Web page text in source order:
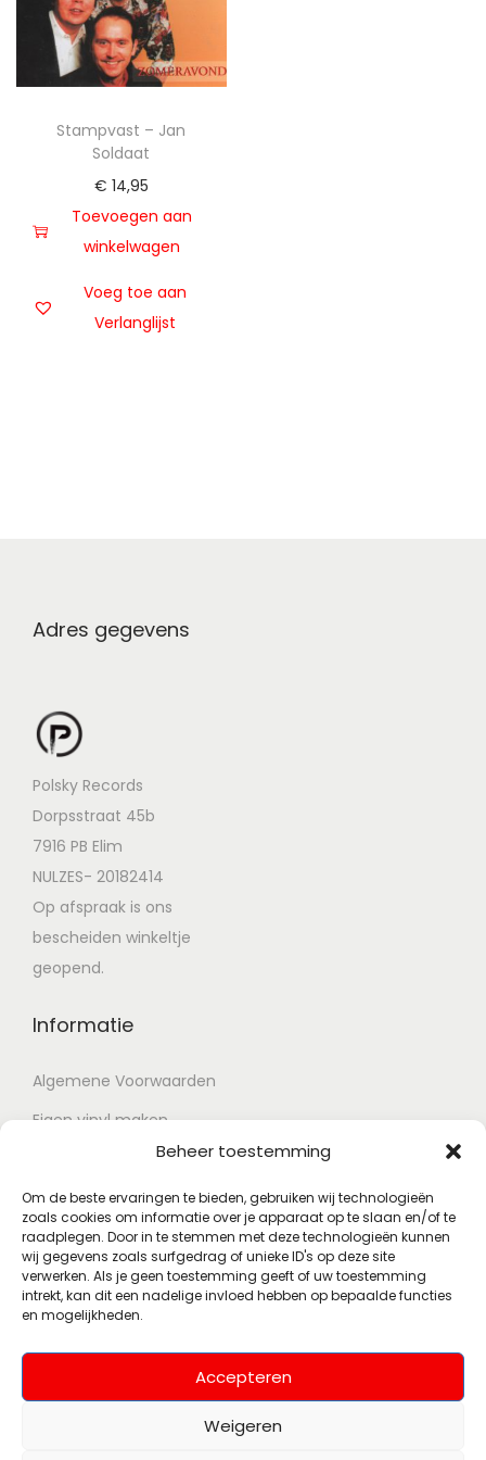
Beheer toestemming
Om de beste ervaringen te bieden, gebruiken wij technologieën
zoals cookies om informatie over je apparaat op te slaan en/of te
raadplegen. Door in te stemmen met deze technologieën kunnen
wij gegevens zoals surfgedrag of unieke ID's op deze site
verwerken. Als je geen toestemming geeft of uw toestemming
intrekt, kan dit een nadelige invloed hebben op bepaalde functies
en mogelijkheden.
Accepteren
Weigeren
Stampvast – Jan
Soldaat
€ 14,95
Toevoegen aan
winkelwagen
Voeg toe aan
Verlanglijst
Adres gegevens
Polsky Records
Dorpsstraat 45b
7916 PB Elim
NULZES- 20182414
Op afspraak is ons
bescheiden winkeltje
geopend.
Informatie
Algemene Voorwaarden
Eigen vinyl maken
Retour voorwaarden
Contact
Account
Mijn account
Wenslijst